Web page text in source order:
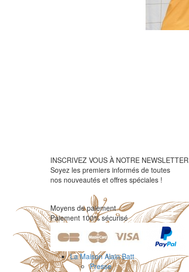
INSCRIVEZ VOUS À NOTRE NEWSLETTER
Soyez les premiers informés de toutes
nos nouveautés et offres spéciales !
Moyens de paiement
Paiement 100% sécurisé
La Maison Alain Batt
Presse